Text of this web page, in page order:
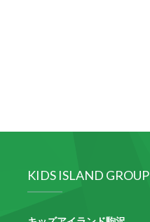
KIDS ISLAND GROUP